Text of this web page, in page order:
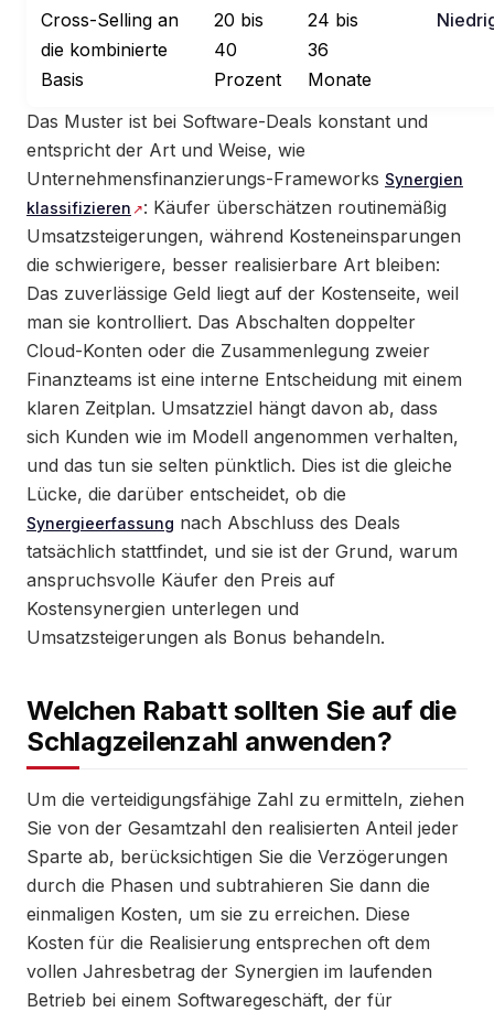
Cross-Selling an
die kombinierte
Basis
20 bis
40
Prozent
24 bis
36
Monate
Das Muster ist bei Software-Deals konstant und
entspricht der Art und Weise, wie
Unternehmensfinanzierungs-Frameworks Synergien
klassifizieren
: Käufer überschätzen routinemäßig
Umsatzsteigerungen, während Kosteneinsparungen
die schwierigere, besser realisierbare Art bleiben:
Das zuverlässige Geld liegt auf der Kostenseite, weil
man sie kontrolliert. Das Abschalten doppelter
Cloud-Konten oder die Zusammenlegung zweier
Finanzteams ist eine interne Entscheidung mit einem
klaren Zeitplan. Umsatzziel hängt davon ab, dass
sich Kunden wie im Modell angenommen verhalten,
und das tun sie selten pünktlich. Dies ist die gleiche
Lücke, die darüber entscheidet, ob die
Synergieerfassung nach Abschluss des Deals
tatsächlich stattfindet, und sie ist der Grund, warum
anspruchsvolle Käufer den Preis auf
Kostensynergien unterlegen und
Umsatzsteigerungen als Bonus behandeln.
Welchen Rabatt sollten Sie auf die
Schlagzeilenzahl anwenden?
Um die verteidigungsfähige Zahl zu ermitteln, ziehen
Sie von der Gesamtzahl den realisierten Anteil jeder
Sparte ab, berücksichtigen Sie die Verzögerungen
durch die Phasen und subtrahieren Sie dann die
einmaligen Kosten, um sie zu erreichen. Diese
Kosten für die Realisierung entsprechen oft dem
vollen Jahresbetrag der Synergien im laufenden
Betrieb bei einem Softwaregeschäft, der für